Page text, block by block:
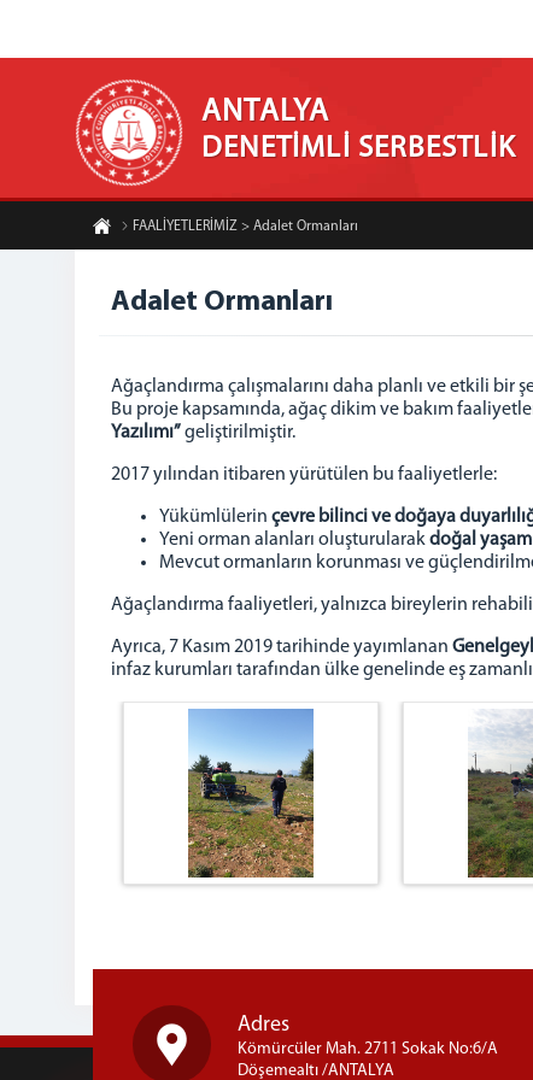
ANTALYA
DENETİMLİ SERBESTLİK
FAALİYETLERİMİZ > Adalet Ormanları
Adalet Ormanları
Ağaçlandırma çalışmalarını daha planlı ve etkili
Bu proje kapsamında, ağaç dikim ve bakım
Yazılımı”geliştirilmiştir.
2017 yılından itibaren yürütülen bu faaliyetlerle:
Yükümlülerin çevre bilinci ve doğaya
Yeni orman alanları oluşturularakdoğal
Mevcut ormanların korunması ve
Ağaçlandırma faaliyetleri, yalnızca bireylerin
Ayrıca, 7 Kasım 2019 tarihinde yayımlanan
infaz kurumları tarafından ülke genelinde eş
Adres
Kömürcüler Mah. 2711 Sokak No:6/A
Döşemealtı /ANTALYA